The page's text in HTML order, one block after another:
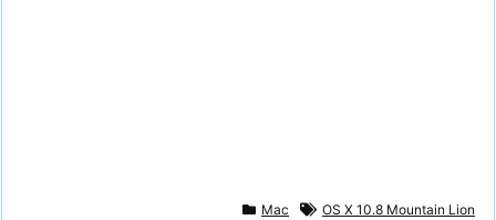
Mac OS X 10.8 Mountain Lion